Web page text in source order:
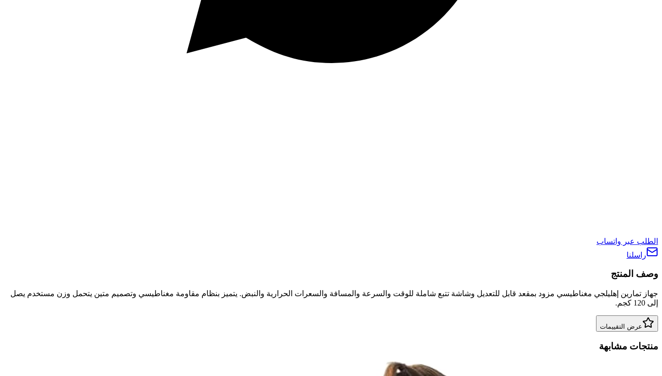
الطلب عبر واتساب
راسلنا
وصف المنتج
جهاز تمارين إهليلجي مغناطيسي مزود بمقعد قابل للتعديل وشاشة تتبع شاملة للوقت والسرعة والمسافة والسعرات الحرارية والنبض. يتميز بنظام مقاومة مغناطيسي وتصميم متين يتحمل وزن مستخدم يصل
إلى 120 كجم.
عرض التقييمات
منتجات مشابهة